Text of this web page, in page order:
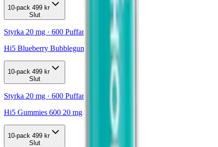
10-pack 499 kr
Slut
Styrka 20 mg · 600 Puffar
Hi5 Blueberry Bubblegum 600 20 mg
10-pack 499 kr
Slut
Styrka 20 mg · 600 Puffar
Hi5 Gummies 600 20 mg
10-pack 499 kr
Slut